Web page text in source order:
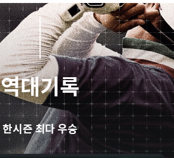
역대기록
한시즌 최다 우승